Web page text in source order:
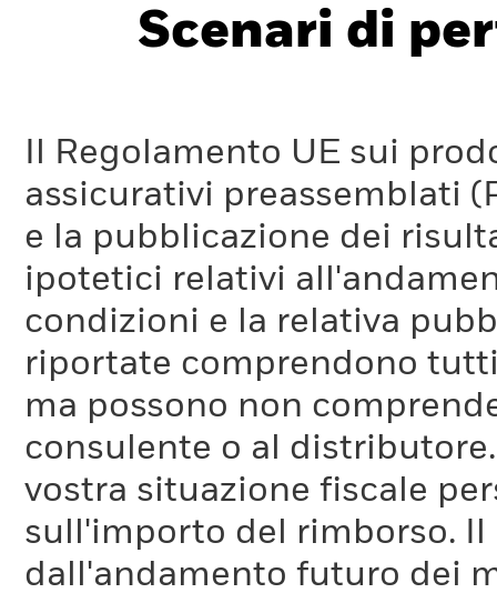
Scenari di
Il Regolamento UE sui
assicurativi preassemblati
e la pubblicazione dei
ipotetici relativi
condizioni e la relativa
riportate comprendono
ma possono non
consulente o al
vostra situazione fiscale
sull'importo del rimborso.
dall'andamento futuro dei